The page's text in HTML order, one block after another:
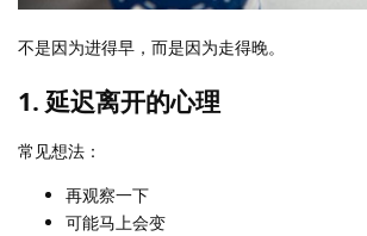
不是因为进得早，而是因为走得晚。
1. 延迟离开的心理
常见想法：
再观察一下
可能马上会变